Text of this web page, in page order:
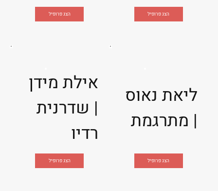
הצג פרופיל הצג פרופיל
אילת מידן
| שדרנית
רדיו
הצג פרופיל
ליאת נאוס
| מתרגמת
הצג פרופיל